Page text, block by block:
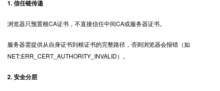
1. 信任链传递
浏览器只预置根CA证书，不直接信任中间CA或服务器证书。
服务器需提供从自身证书到根证书的完整路径，否则浏览器会报错（如
NET::ERR_CERT_AUTHORITY_INVALID）。
2. 安全分层